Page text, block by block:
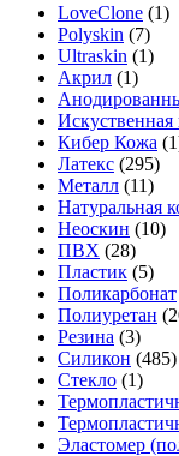
LoveClone (1)
Polyskin (7)
Ultraskin (1)
Акрил (1)
Искуственная
Кибер Кожа
Латекс (295)
Металл (11)
Натуральная
Неоскин (10)
ПВХ (28)
Пластик (5)
Поликарбонат
Полиуретан
Резина (3)
Силикон (485)
Стекло (1)
Эластомер